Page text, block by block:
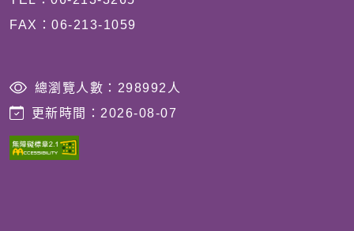
FAX：06-213-1059
總瀏覽人數： 298992 人
更新時間： 2026-08-07
203.68.92.86